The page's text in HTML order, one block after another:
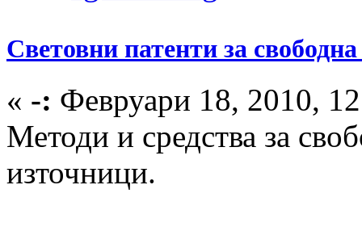
Световни патенти за
« -: Февруари 18, 2010,
Методи и средства за
източници.